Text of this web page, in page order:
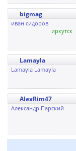
bigmag
иван сидоров
иркутск
Lamayla
Lamayla Lamayla
AlexRim47
Александр Парский